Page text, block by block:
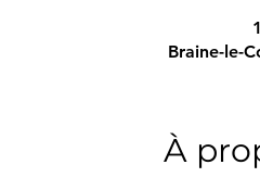
Braine-le-
À